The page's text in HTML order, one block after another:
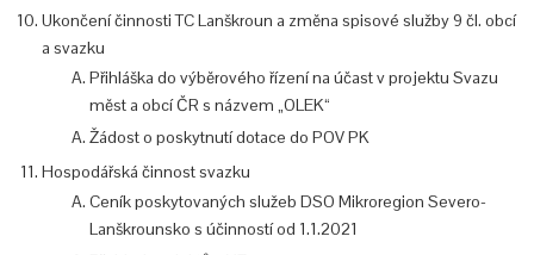
Ukončení činnosti TC Lanškroun a změna spisové služby 9 čl. obcí
a svazku
Přihláška do výběrového řízení na účast v projektu Svazu
měst a obcí ČR s názvem „OLEK“
Žádost o poskytnutí dotace do POV PK
Hospodářská činnost svazku
Ceník poskytovaných služeb DSO Mikroregion Severo-
Lanškrounsko s účinností od 1.1.2021